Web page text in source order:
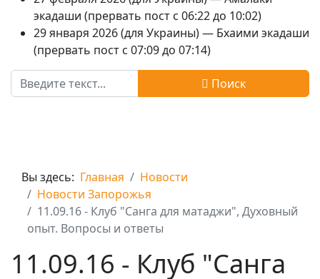
экадаши (прервать пост с 06:22 до 10:02)
29 января 2026 (для Украины) — Бхаими экадаши
(прервать пост с 07:09 до 07:14)
Поиск
Поиск
Вы здесь: Главная
Новости
Новости Запорожья
11.09.16 - Клуб "Санга для матаджи", Духовный
опыт. Вопросы и ответы
11.09.16 - Клуб "Санга